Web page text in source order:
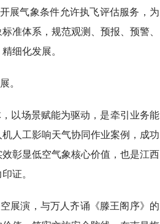
展气象条件允许执飞评估服务，为
准体系，规范观测、预报、预警、
细化发展。
。
以场景赋能为驱动，是牵引业务能
人工影响天气协同作业案例，成功
彰显低空气象核心价值，也是江西
证。
展演，与万人齐诵《滕王阁序》的